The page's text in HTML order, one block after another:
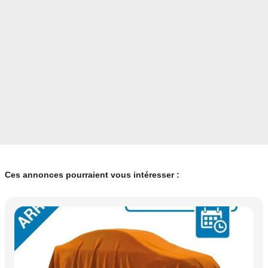
Ces annonces pourraient vous intéresser :